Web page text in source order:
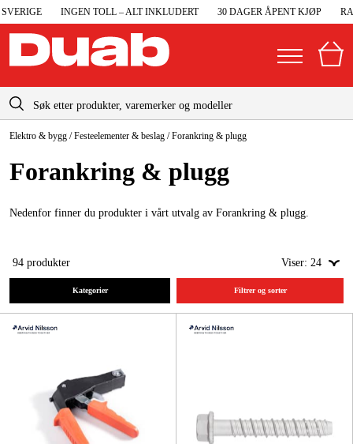
INGEN TOLL – ALT INKLUDERT 30 DAGER ÅPENT KJØP
Norge
Sverige
Danmark
Maskiner og verktøy
Garasje og verksted
Arbeidsklær og beskyttelse
Elektro og bygg
Hjem og fritid
Kampanjer
info@duab.no
Elektro & bygg /Festeelementer & beslag /Forankring & plugg
Forankring & plugg
Nedenfor finner du produkter i vårt utvalg av Forankring & plugg.
94 produkter Viser: 24
Kategorier Filtrer og sorter